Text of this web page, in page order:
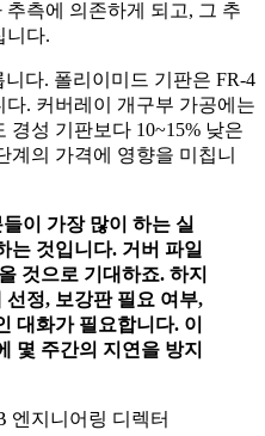
측에 의존하게 되고, 그 추
니다.
다. 폴리이미드 기판은 FR-4
. 커버레이 개구부 가공에는
경성 기판보다 10~15% 낮은
계의 가격에 영향을 미칩니
이 가장 많이 하는 실
는 것입니다. 거버 파일
것으로 기대하죠. 하지
선정, 보강판 필요 여부,
대화가 필요합니다. 이
몇 주간의 지연을 방지
엔지니어링 디렉터